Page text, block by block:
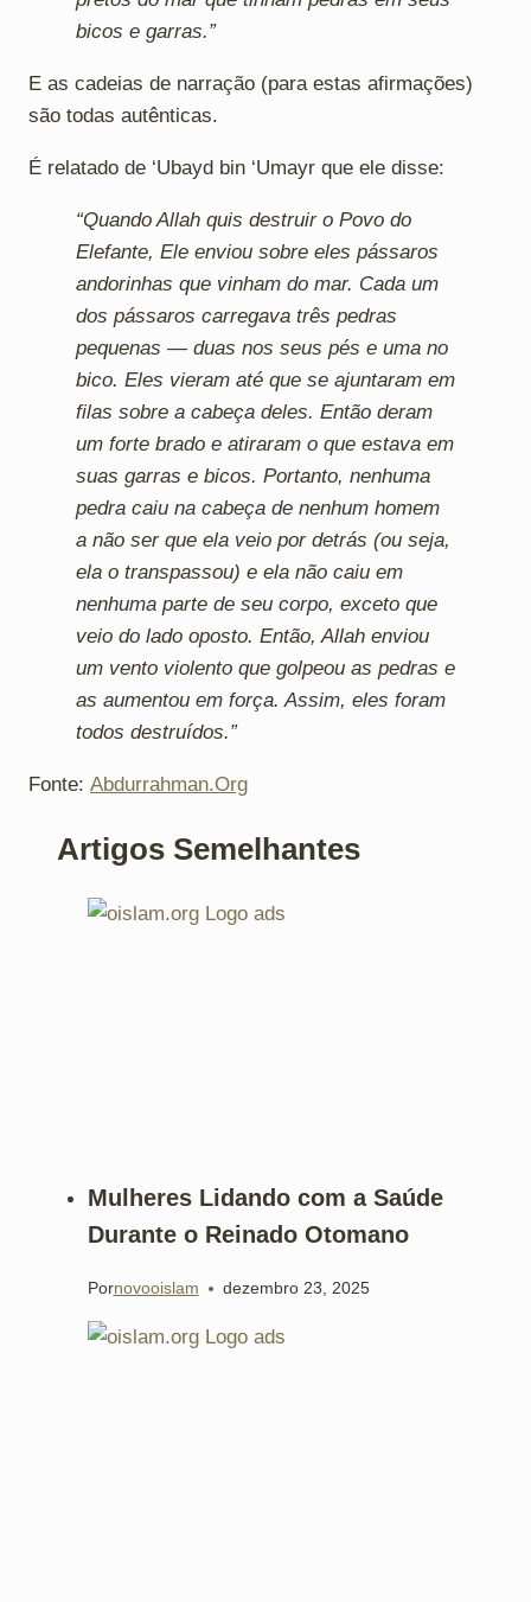
bicos e garras.”
E as cadeias de narração (para estas afirmações)
são todas autênticas.
É relatado de ‘Ubayd bin ‘Umayr que ele disse:
“Quando Allah quis destruir o Povo do
Elefante, Ele enviou sobre eles pássaros
andorinhas que vinham do mar. Cada um
dos pássaros carregava três pedras
pequenas — duas nos seus pés e uma no
bico. Eles vieram até que se ajuntaram em
filas sobre a cabeça deles. Então deram
um forte brado e atiraram o que estava em
suas garras e bicos. Portanto, nenhuma
pedra caiu na cabeça de nenhum homem
a não ser que ela veio por detrás (ou seja,
ela o transpassou) e ela não caiu em
nenhuma parte de seu corpo, exceto que
veio do lado oposto. Então, Allah enviou
um vento violento que golpeou as pedras e
as aumentou em força. Assim, eles foram
todos destruídos.”
Fonte: Abdurrahman.Org
Artigos Semelhantes
Mulheres Lidando com a Saúde
Durante o Reinado Otomano
Pornovooislam dezembro 23, 2025